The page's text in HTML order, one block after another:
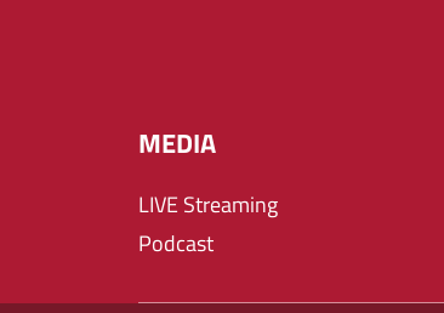
MEDIA
LIVE Streaming
Podcast